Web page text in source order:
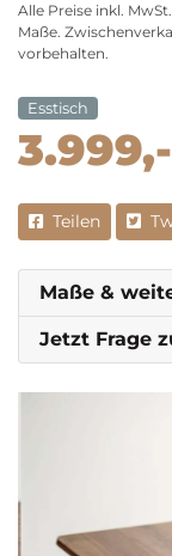
Alle Preise inkl.
Maße.
vorbehalten.
Esstisch
Teilen
Maße
Jetzt Frage